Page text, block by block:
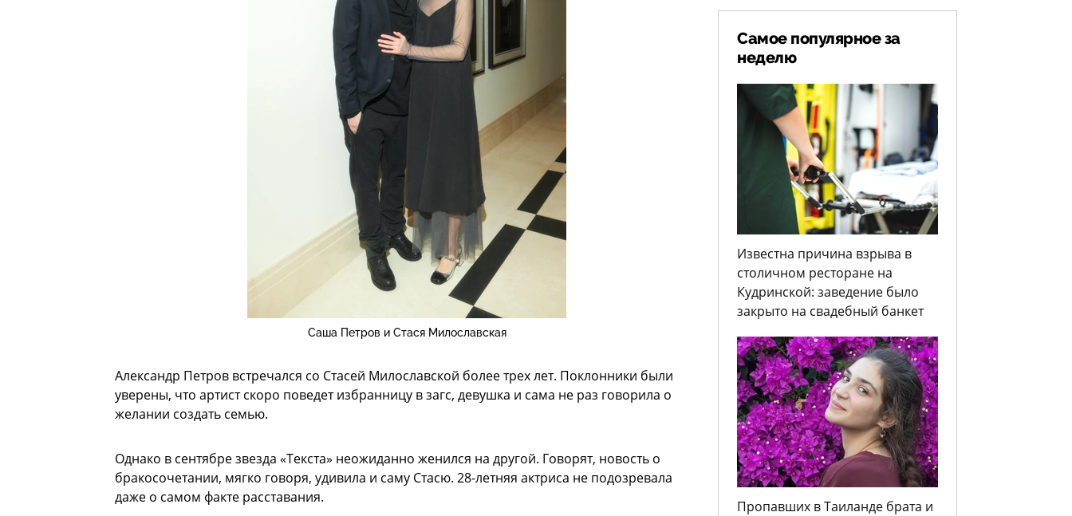
Саша Петров и Стася Милославская
Александр Петров встречался со Стасей Милославской более трех лет. Поклонники были
уверены, что артист скоро поведет избранницу в загс, девушка и сама не раз говорила о
желании создать семью.
Однако в сентябре звезда «Текста» неожиданно женился на другой. Говорят, новость о
бракосочетании, мягко говоря, удивила и саму Стасю. 28-летняя актриса не подозревала
даже о самом факте расставания.
Самое популярное за
неделю
Известна причина взрыва в
столичном ресторане на
Кудринской: заведение было
закрыто на свадебный банкет
Пропавших в Таиланде брата и